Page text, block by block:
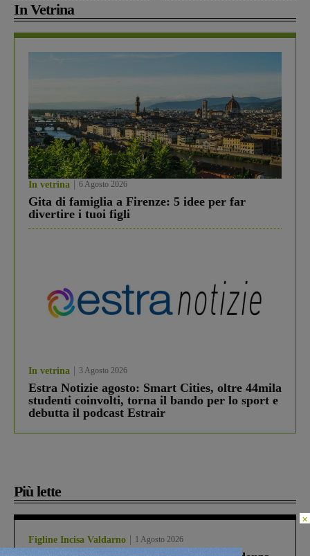
In Vetrina
In vetrina 6 Agosto 2026
Gita di famiglia a Firenze: 5 idee per far
divertire i tuoi figli
In vetrina 3 Agosto 2026
Estra Notizie agosto: Smart Cities, oltre 44mila
studenti coinvolti, torna il bando per lo sport e
debutta il podcast Estrair
Più lette
Figline Incisa Valdarno 1 Agosto 2026
×